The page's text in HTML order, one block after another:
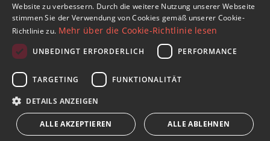
Whatsapp:+34 952 765 138
info@dmproperties.com
www.dmproperties.com
© Copyright 1989 - 2026 Diana Morales Properties Knight
Frank ·
Bedingungen für die Nutzung der Website
& SEO
ENGLISH
SPANISH
Website zu verbessern. Durch die weitere Nutzung unserer Webseite
stimmen Sie der Verwendung von Cookies gemäß unserer Cookie-
Richtlinie zu. Mehr über die Cookie-Richtlinie lesen
UNBEDINGT ERFORDERLICH PERFORMANCE
TARGETING FUNKTIONALITÄT
DETAILS ANZEIGEN
ALLE AKZEPTIEREN ALLE ABLEHNEN